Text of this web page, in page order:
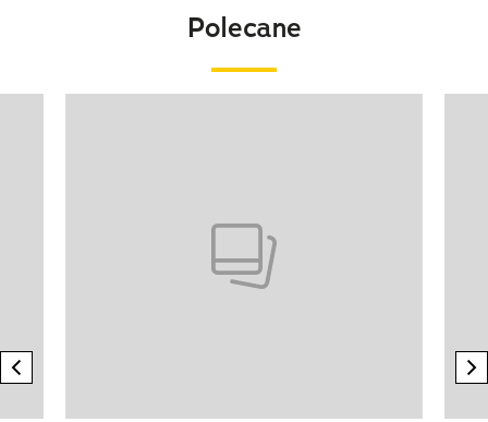
Polecane
previous element